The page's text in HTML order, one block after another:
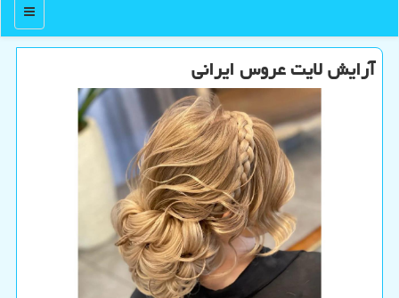
منو
آرایش لایت عروس ایرانی